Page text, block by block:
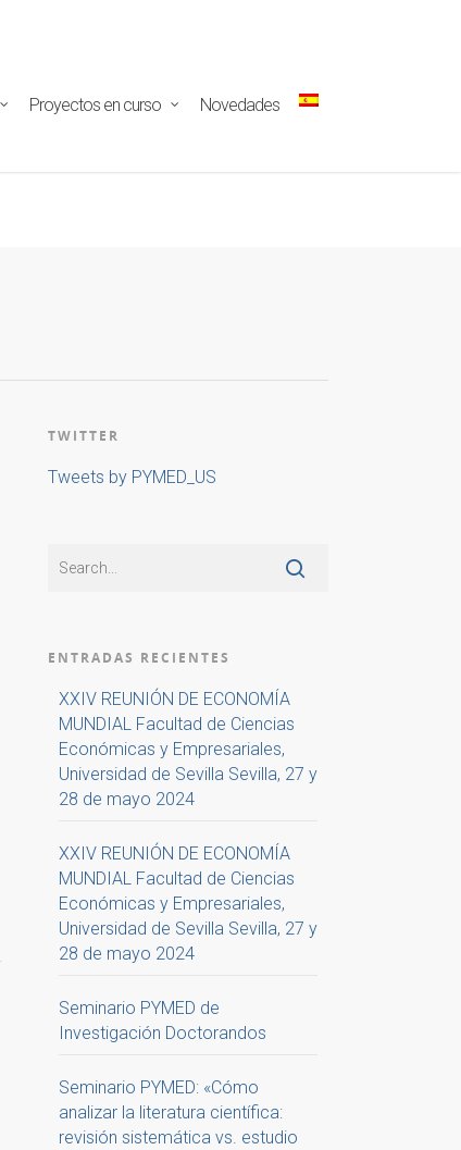
Proyectos en curso Novedades
TWITTER
Tweets by PYMED_US
ENTRADAS RECIENTES
XXIV REUNIÓN DE ECONOMÍA
MUNDIAL Facultad de Ciencias
Económicas y Empresariales,
Universidad de Sevilla Sevilla, 27 y
28 de mayo 2024
XXIV REUNIÓN DE ECONOMÍA
MUNDIAL Facultad de Ciencias
Económicas y Empresariales,
Universidad de Sevilla Sevilla, 27 y
28 de mayo 2024
Seminario PYMED de
Investigación Doctorandos
Seminario PYMED: «Cómo
analizar la literatura científica:
revisión sistemática vs. estudio